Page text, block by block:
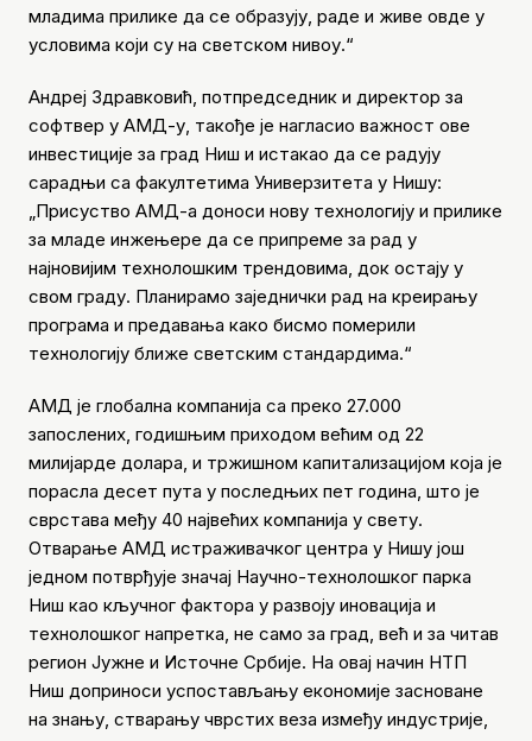
младима прилике да се образују, раде и живе овде у
условима који су на светском нивоу.“
Андреј Здравковић, потпредседник и директор за
софтвер у АМД-у, такође је нагласио важност ове
инвестиције за град Ниш и истакао да се радују
сарадњи са факултетима Универзитета у Нишу:
„Присуство АМД-а доноси нову технологију и прилике
за младе инжењере да се припреме за рад у
најновијим технолошким трендовима, док остају у
свом граду. Планирамо заједнички рад на креирању
програма и предавања како бисмо померили
технологију ближе светским стандардима.“
АМД је глобална компанија са преко 27.000
запослених, годишњим приходом већим од 22
милијарде долара, и тржишном капитализацијом која је
порасла десет пута у последњих пет година, што је
сврстава међу 40 највећих компанија у свету.
Отварање АМД истраживачког центра у Нишу још
једном потврђује значај Научно-технолошког парка
Ниш као кључног фактора у развоју иновација и
технолошког напретка, не само за град, већ и за читав
регион Јужне и Источне Србије. На овај начин НТП
Ниш доприноси успостављању економије засноване
на знању, стварању чврстих веза између индустрије,